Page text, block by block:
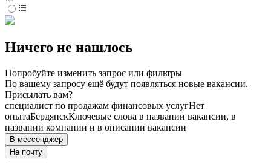
Ничего не нашлось
Попробуйте изменить запрос или фильтры
По вашему запросу ещё будут появляться новые вакансии.
Присылать вам?
специалист по продажам финансовых услугНет
опытаБердянскКлючевые слова в названии вакансии, в
названии компании и в описании вакансии
В мессенджер
На почту